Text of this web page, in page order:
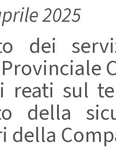
2025
dei
reati sul
della
della